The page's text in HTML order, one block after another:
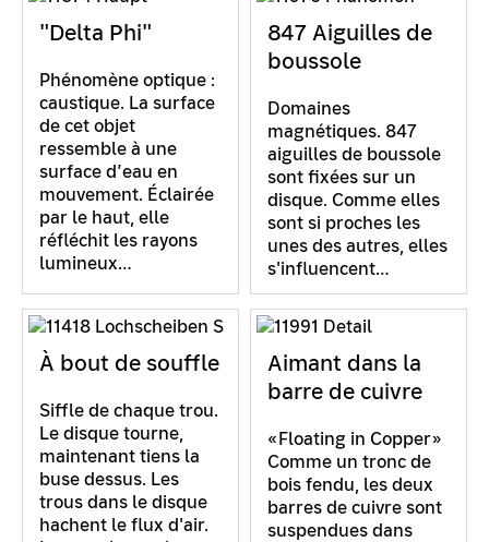
"Delta Phi"
Phénomène optique :
caustique. La surface
de cet objet
ressemble à une
surface d’eau en
mouvement. Éclairée
par le haut, elle
réfléchit les rayons
lumineux…
847 Aiguilles de
boussole
Domaines
magnétiques. 847
aiguilles de boussole
sont fixées sur un
disque. Comme elles
sont si proches les
unes des autres, elles
s'influencent…
À bout de souffle
Siffle de chaque trou.
Le disque tourne,
maintenant tiens la
buse dessus. Les
trous dans le disque
hachent le flux d'air.
Aimant dans la
barre de cuivre
«Floating in Copper»
Comme un tronc de
bois fendu, les deux
barres de cuivre sont
suspendues dans